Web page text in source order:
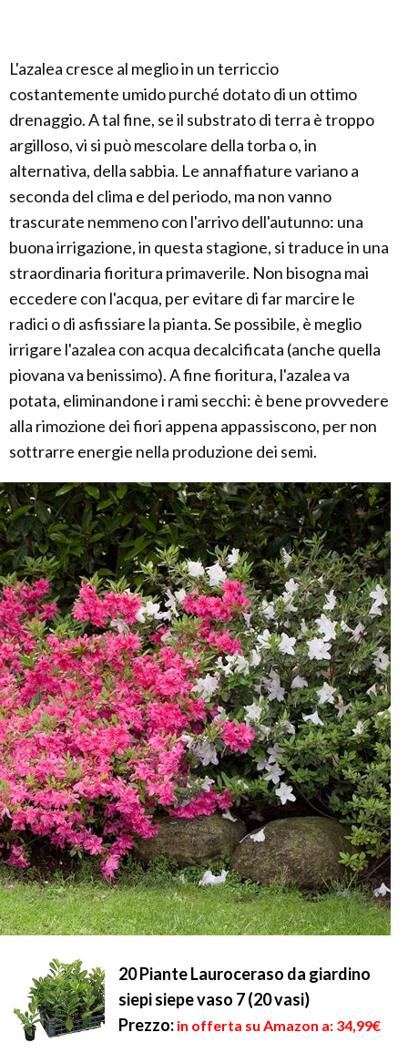
L'azalea cresce al meglio in un terriccio
costantemente umido purché dotato di un ottimo
drenaggio. A tal fine, se il substrato di terra è troppo
argilloso, vi si può mescolare della torba o, in
alternativa, della sabbia. Le annaffiature variano a
seconda del clima e del periodo, ma non vanno
trascurate nemmeno con l'arrivo dell'autunno: una
buona irrigazione, in questa stagione, si traduce in una
straordinaria fioritura primaverile. Non bisogna mai
eccedere con l'acqua, per evitare di far marcire le
radici o di asfissiare la pianta. Se possibile, è meglio
irrigare l'azalea con acqua decalcificata (anche quella
piovana va benissimo). A fine fioritura, l'azalea va
potata, eliminandone i rami secchi: è bene provvedere
alla rimozione dei fiori appena appassiscono, per non
sottrarre energie nella produzione dei semi.
20 Piante Lauroceraso da giardino
siepi siepe vaso 7 (20 vasi)
Prezzo: in offerta su Amazon a: 34,99€